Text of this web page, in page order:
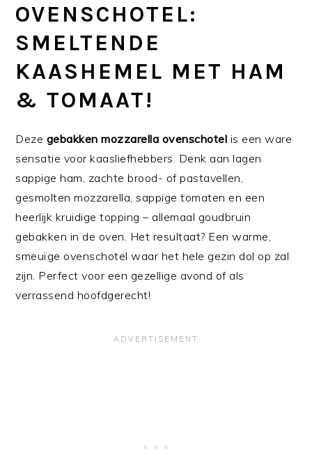
OVENSCHOTEL:
SMELTENDE
KAASHEMEL MET HAM
& TOMAAT!
Deze gebakken mozzarella ovenschotel is een ware
sensatie voor kaasliefhebbers. Denk aan lagen
sappige ham, zachte brood- of pastavellen,
gesmolten mozzarella, sappige tomaten en een
heerlijk kruidige topping – allemaal goudbruin
gebakken in de oven. Het resultaat? Een warme,
smeuïge ovenschotel waar het hele gezin dol op zal
zijn. Perfect voor een gezellige avond of als
verrassend hoofdgerecht!